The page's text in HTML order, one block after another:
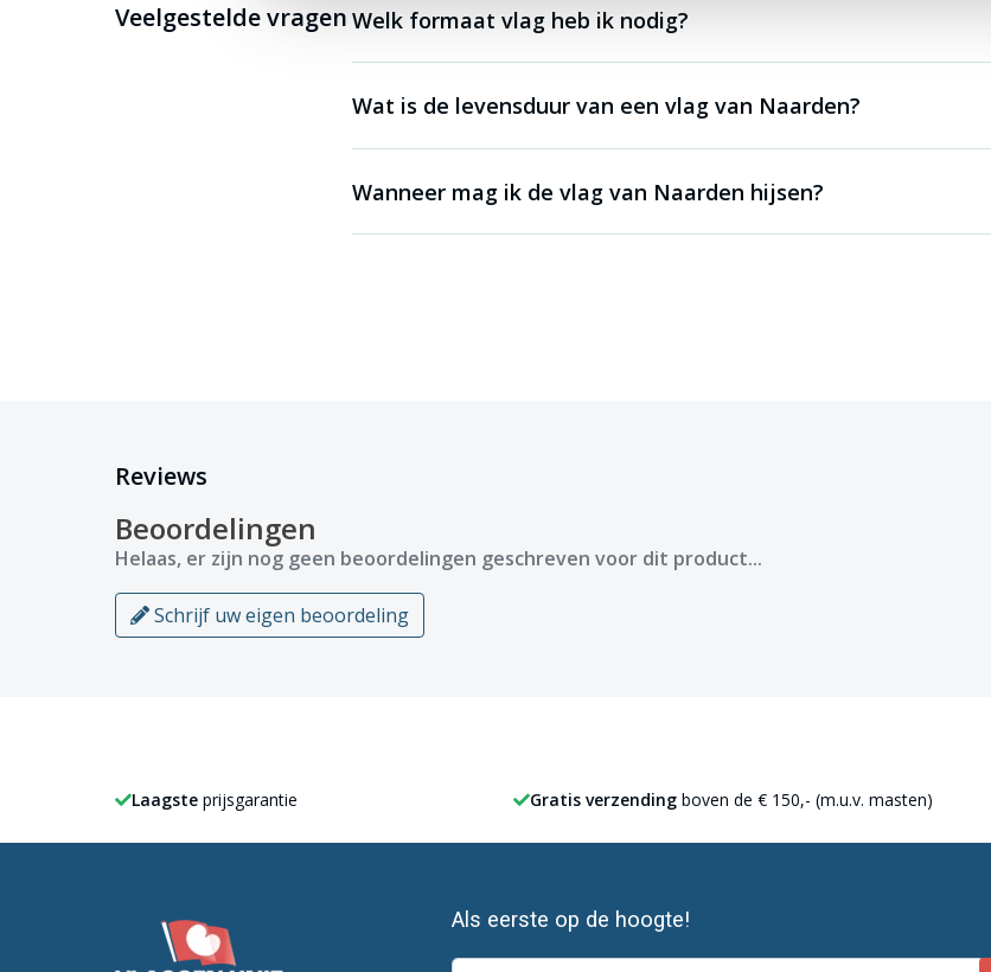
Veelgestelde vragen Welk formaat vlag heb ik nodig?
Wat is de levensduur van een vlag van Naarden?
Wanneer mag ik de vlag van Naarden hijsen?
Reviews
Beoordelingen
Helaas, er zijn nog geen beoordelingen geschreven voor dit product...
Schrijf uw eigen beoordeling
Laagste prijsgarantie Gratis verzending boven de € 150,- (m.u.v. masten)
Als eerste op de hoogte!